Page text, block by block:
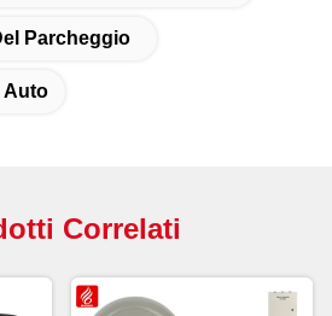
Parcheggio
Auto
Correlati